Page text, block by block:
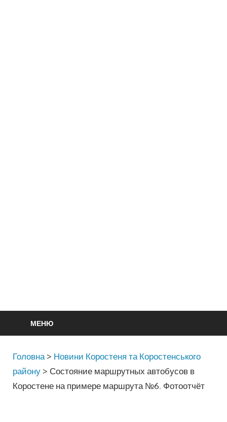
МЕНЮ
Головна > Новини Коростеня та Коростенського
району > Состояние маршрутных автобусов в
Коростене на примере маршрута №6. Фотоотчёт